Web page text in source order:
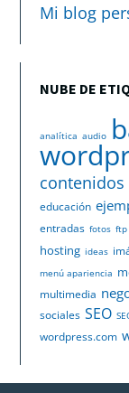
Mi blog
NUBE DE
analítica audio
contenidos
educación
entradas fotos ftp
hosting ideas
menú apariencia
multimedia
sociales SEO
wordpress.com